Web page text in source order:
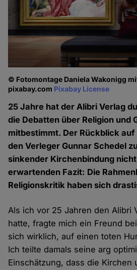
© Fotomontage Daniela Wakonigg
pixabay.com Pixabay License
25 Jahre hat der Alibri Verlag
die Debatten über Religion und
mitbestimmt. Der Rückblick
den Verleger Gunnar Schedel
sinkender Kirchenbindung
erwartenden Fazit: Die
Religionskritik haben sich
Als ich vor 25 Jahren den Alibri
hatte, fragte mich ein Freund
sich wirklich, auf einen toten
Ich teilte damals seine arg
Einschätzung, dass die Kirchen